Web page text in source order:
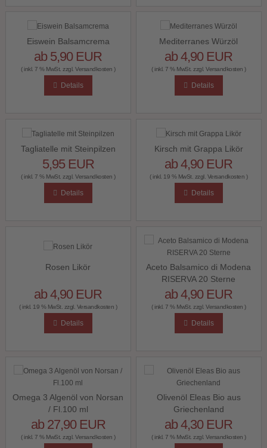
Eiswein Balsamcrema
ab 5,90 EUR
( inkl. 7 % MwSt. zzgl.Versandkosten )
Details
Mediterranes Würzöl
ab 4,90 EUR
( inkl. 7 % MwSt. zzgl.Versandkosten )
Details
Tagliatelle mit Steinpilzen
5,95 EUR
( inkl. 7 % MwSt. zzgl.Versandkosten )
Details
Kirsch mit Grappa Likör
ab 4,90 EUR
( inkl. 19 % MwSt. zzgl. Versandkosten )
Details
Rosen Likör
ab 4,90 EUR
( inkl. 19 % MwSt. zzgl. Versandkosten )
Details
Aceto Balsamico di Modena
RISERVA 20 Sterne
ab 4,90 EUR
( inkl. 7 % MwSt. zzgl.Versandkosten )
Details
Omega 3 Algenöl von Norsan
/ Fl.100 ml
ab 27,90 EUR
( inkl. 7 % MwSt. zzgl.Versandkosten )
Olivenöl Eleas Bio aus
Griechenland
ab 4,30 EUR
( inkl. 7 % MwSt. zzgl.Versandkosten )